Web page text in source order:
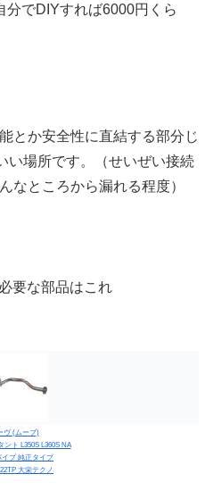
分でDIYすれば6000円くら
とか安全性に直結する部分じ
い場所です。（せいぜい接続
なところから漏れる程度）
要な部品はこれ
ヴ (ムーブ)
ント L350S L360S NA
イプ 純正タイプ
大栄テクノ